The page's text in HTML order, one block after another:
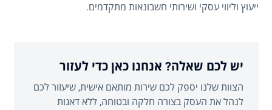
ייעוץ וליווי עסקי ושירותי חשבונאות מתקדמים.
יש לכם שאלה? אנחנו כאן כדי לעזור
הצוות שלנו יספק לכם שירות מותאם אישית, שיעזור לכם
לנהל את העסק בצורה חלקה ובטוחה, ללא דאגות